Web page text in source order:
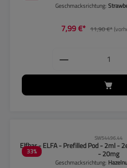
Geschmacksrichtung:
7,99 €* 11,90 €*
Produkt
33%
SW54496.44
Elfbar - ELFA - Prefilled Pod - 2ml -
- 20mg
Geschmacksrichtung: